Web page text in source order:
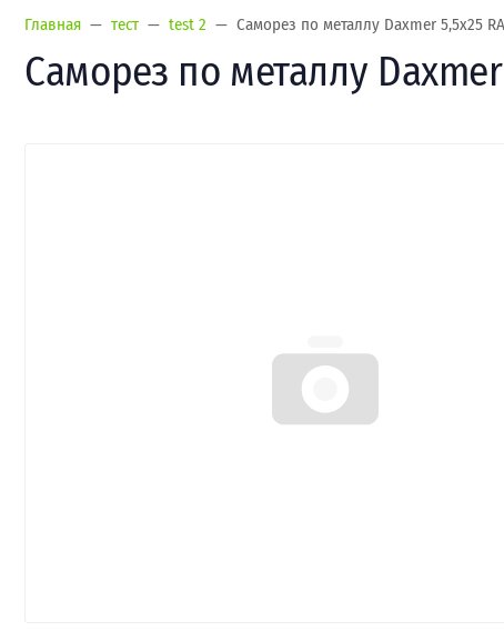
Главная тест test 2 Саморез по металлу Daxmer 5,5х25
Саморез по металлу